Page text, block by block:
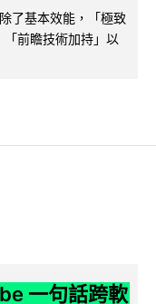
了基本效能，「極致
前瞻技術加持」以
一句話跨軟